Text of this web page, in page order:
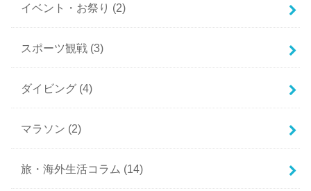
イベント・お祭り (2)
スポーツ観戦 (3)
ダイビング (4)
マラソン (2)
旅・海外生活コラム (14)